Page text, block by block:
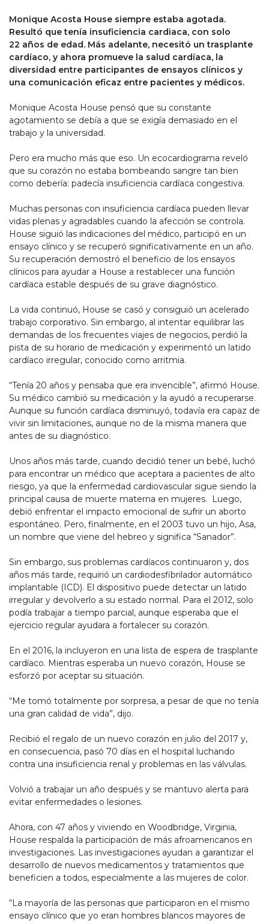
Monique Acosta House siempre estaba agotada.
Resultó que tenía insuficiencia cardiaca, con solo
22 años de edad. Más adelante, necesitó un trasplante
cardíaco, y ahora promueve la salud cardíaca, la
diversidad entre participantes de ensayos clínicos y
una comunicación eficaz entre pacientes y médicos.
Monique Acosta House pensó que su constante
agotamiento se debía a que se exigía demasiado en el
trabajo y la universidad.
Pero era mucho más que eso. Un ecocardiograma reveló
que su corazón no estaba bombeando sangre tan bien
como debería: padecía insuficiencia cardíaca congestiva.
Muchas personas con insuficiencia cardíaca pueden llevar
vidas plenas y agradables cuando la afección se controla.
House siguió las indicaciones del médico, participó en un
ensayo clínico y se recuperó significativamente en un año.
Su recuperación demostró el beneficio de los ensayos
clínicos para ayudar a House a restablecer una función
cardíaca estable después de su grave diagnóstico.
La vida continuó, House se casó y consiguió un acelerado
trabajo corporativo. Sin embargo, al intentar equilibrar las
demandas de los frecuentes viajes de negocios, perdió la
pista de su horario de medicación y experimentó un latido
cardíaco irregular, conocido como arritmia.
“Tenía 20 años y pensaba que era invencible”, afirmó House.
Su médico cambió su medicación y la ayudó a recuperarse.
Aunque su función cardíaca disminuyó, todavía era capaz de
vivir sin limitaciones, aunque no de la misma manera que
antes de su diagnóstico.
Unos años más tarde, cuando decidió tener un bebé, luchó
para encontrar un médico que aceptara a pacientes de alto
riesgo, ya que la enfermedad cardiovascular sigue siendo la
principal causa de muerte materna en mujeres. Luego,
debió enfrentar el impacto emocional de sufrir un aborto
espontáneo. Pero, finalmente, en el 2003 tuvo un hijo, Asa,
un nombre que viene del hebreo y significa “Sanador”.
Sin embargo, sus problemas cardíacos continuaron y, dos
años más tarde, requirió un cardiodesfibrilador automático
implantable (ICD). El dispositivo puede detectar un latido
irregular y devolverlo a su estado normal. Para el 2012, solo
podía trabajar a tiempo parcial, aunque esperaba que el
ejercicio regular ayudara a fortalecer su corazón.
En el 2016, la incluyeron en una lista de espera de trasplante
cardíaco. Mientras esperaba un nuevo corazón, House se
esforzó por aceptar su situación.
“Me tomó totalmente por sorpresa, a pesar de que no tenía
una gran calidad de vida”, dijo.
Recibió el regalo de un nuevo corazón en julio del 2017 y,
en consecuencia, pasó 70 días en el hospital luchando
contra una insuficiencia renal y problemas en las válvulas.
Volvió a trabajar un año después y se mantuvo alerta para
evitar enfermedades o lesiones.
Ahora, con 47 años y viviendo en Woodbridge, Virginia,
House respalda la participación de más afroamericanos en
investigaciones. Las investigaciones ayudan a garantizar el
desarrollo de nuevos medicamentos y tratamientos que
beneficien a todos, especialmente a las mujeres de color.
“La mayoría de las personas que participaron en el mismo
ensayo clínico que yo eran hombres blancos mayores de